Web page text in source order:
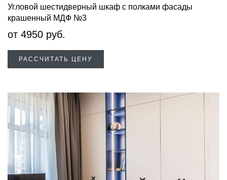
Угловой шестидверный шкаф с полками фасады
крашенный МДФ №3
от 4950 руб.
РАССЧИТАТЬ ЦЕНУ